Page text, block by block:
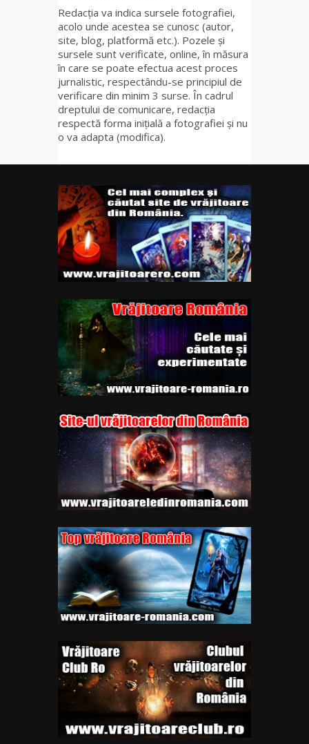
Redacția va indica sursele fotografiei,
acolo unde acestea se cunosc (autor,
site, blog, platformă etc.). Pozele și
sursele sunt verificate, online, în măsura
în care se poate efectua acest proces
jurnalistic, respectându-se principiul de
verificare din minim 3 surse. În cadrul
dreptului de comunicare, redacția
respectă forma inițială a fotografiei și nu
o va adapta (modifica).